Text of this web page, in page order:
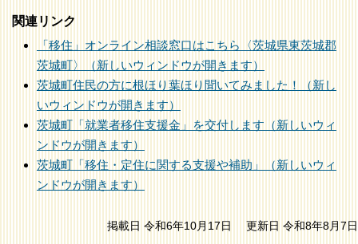
関連リンク
「移住」オンライン相談窓口はこちら〈茨城県東茨城郡
茨城町〉（新しいウィンドウが開きます）
茨城町住民の方に根ほり葉ほり聞いてみました！（新し
いウィンドウが開きます）
茨城町「就業者移住支援金」を交付します（新しいウィ
ンドウが開きます）
茨城町「移住・定住に関する支援や補助」（新しいウィ
ンドウが開きます）
掲載日 令和6年10月17日 更新日 令和8年8月7日